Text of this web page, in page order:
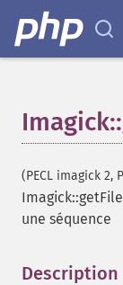
(PECL imagick 2,
une séquence
Description